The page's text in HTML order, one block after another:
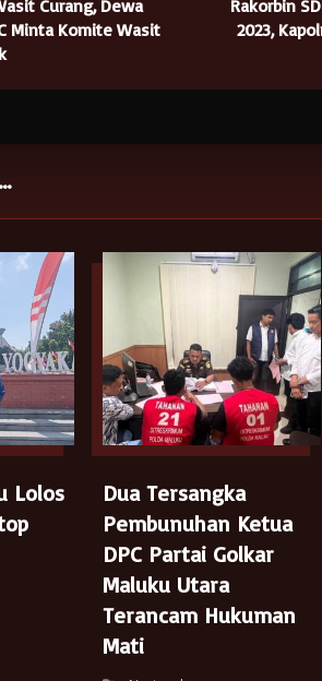
Curang, Dewa
Minta Komite Wasit
Rakorbin
2023,
Lolos
Dua Tersangka
Pembunuhan Ketua
DPC Partai Golkar
Maluku Utara
Terancam Hukuman
Mati